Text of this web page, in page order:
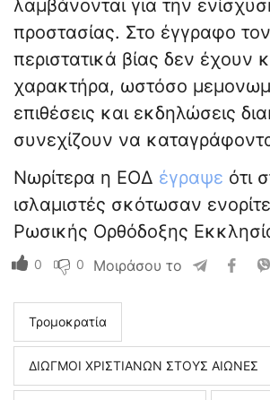
λαμβάνονται για την
προστασίας. Στο έγγραφο
περιστατικά βίας δεν έχουν
χαρακτήρα, ωστόσο
επιθέσεις και εκδηλώσεις
συνεχίζουν να
Νωρίτερα η ΕΟΔ έγραψε ότι
ισλαμιστές σκότωσαν
Ρωσικής Ορθόδοξης
0 0 Μοιράσου το
Τρομοκρατία
ΔΙΩΓΜΟΙ ΧΡΙΣΤΙΑΝΩΝ ΣΤΟΥΣ ΑΙΩΝΕΣ